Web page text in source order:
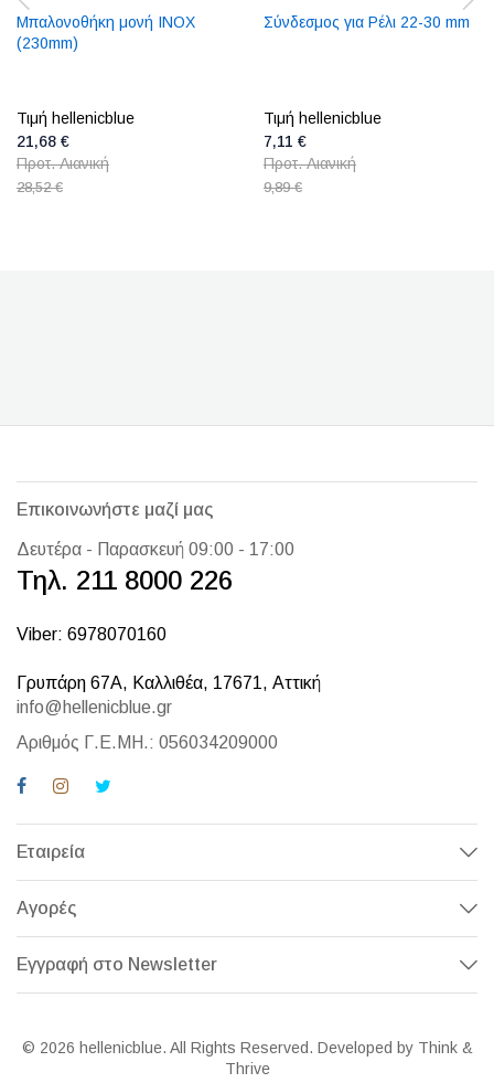
Μπαλονοθήκη μονή INOX
(230mm)
Τιμή hellenicblue
21,68 €
Προτ. Λιανική
28,52 €
Σύνδεσμος για Ρέλι 22-30 mm
Τιμή hellenicblue
7,11 €
Προτ. Λιανική
9,89 €
Επικοινωνήστε μαζί μας
Δευτέρα - Παρασκευή 09:00 - 17:00
Τηλ. 211 8000 226
Viber: 6978070160
Γρυπάρη 67Α, Καλλιθέα, 17671, Αττική
info@hellenicblue.gr
Αριθμός Γ.Ε.ΜΗ.: 056034209000
Εταιρεία
Αγορές
Εγγραφή στο Newsletter
© 2026 hellenicblue. All Rights Reserved. Developed by Think &
Thrive